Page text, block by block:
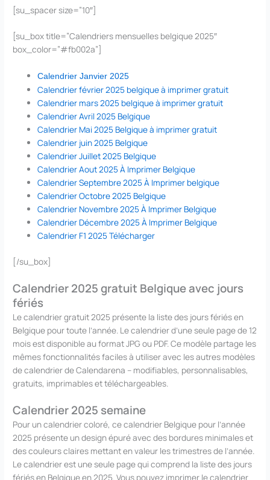
[su_spacer size=”10″]
[su_box title=”Calendriers mensuelles belgique 2025″
box_color=”#fb002a”]
Calendrier Janvier 2025
Calendrier février 2025 belgique à imprimer gratuit
Calendrier mars 2025 belgique à imprimer gratuit
Calendrier Avril 2025 Belgique
Calendrier Mai 2025 Belgique à imprimer gratuit
Calendrier juin 2025 Belgique
Calendrier Juillet 2025 Belgique
Calendrier Aout 2025 À Imprimer Belgique
Calendrier Septembre 2025 À Imprimer belgique
Calendrier Octobre 2025 Belgique
Calendrier Novembre 2025 À Imprimer Belgique
Calendrier Décembre 2025 À Imprimer Belgique
Calendrier F1 2025 Télécharger
[/su_box]
Calendrier 2025 gratuit Belgique avec jours
fériés
Le calendrier gratuit 2025 présente la liste des jours fériés en
Belgique pour toute l’année. Le calendrier d’une seule page de 12
mois est disponible au format JPG ou PDF. Ce modèle partage les
mêmes fonctionnalités faciles à utiliser avec les autres modèles
de calendrier de Calendarena – modifiables, personnalisables,
gratuits, imprimables et téléchargeables.
Calendrier 2025 semaine
Pour un calendrier coloré, ce calendrier Belgique pour l’année
2025 présente un design épuré avec des bordures minimales et
des couleurs claires mettant en valeur les trimestres de l’année.
Le calendrier est une seule page qui comprend la liste des jours
fériés en Belgique en 2025. Vous pouvez imprimer le calendrier